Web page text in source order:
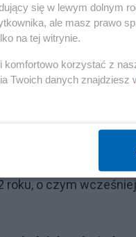
jednak szczegółów.
roku, o czym wcześniej
się w lewym dolnym
ale masz prawo
na tej witrynie.
komfortowo korzystać z
Twoich danych znajdziesz